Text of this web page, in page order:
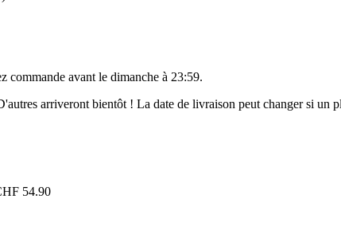
commande avant le dimanche à 23:59.
arriveront bientôt ! La date de livraison peut changer si un
54.90